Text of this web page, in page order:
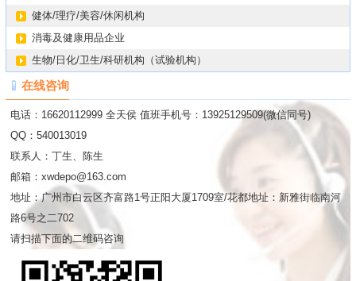
健体/理疗/美容/休闲机构
消毒及健康用品企业
生物/日化/卫生/科研机构（试验机构）
在线咨询
电话：16620112999 全天侯 值班手机号：13925129509(微信同号)
QQ：540013019
联系人：丁生、陈生
邮箱：xwdepo@163.com
地址：广州市白云区齐富路1号正阳大厦1709室/花都地址：新雅街临南河
路6号之二702
请扫描下面的二维码咨询